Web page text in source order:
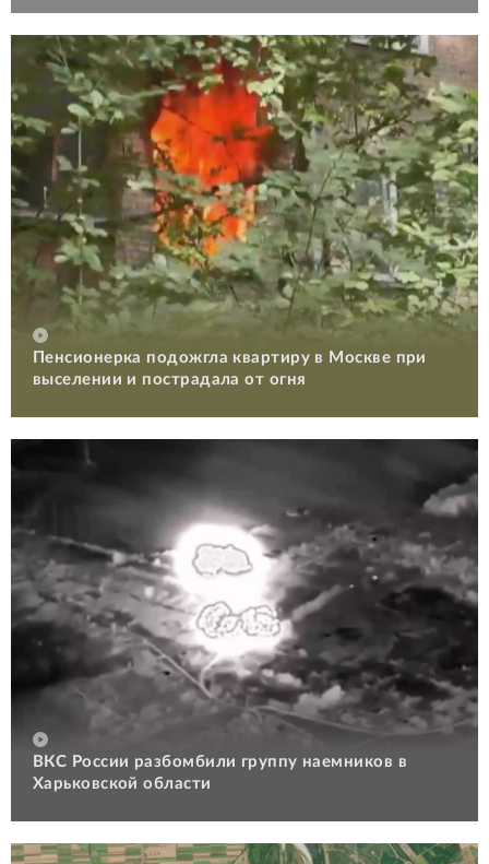
Пенсионерка подожгла квартиру в Москве при
выселении и пострадала от огня
ВКС России разбомбили группу наемников в
Харьковской области